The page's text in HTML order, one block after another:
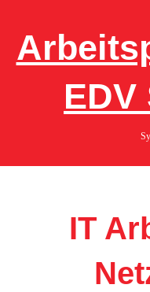
content
EDV
IT